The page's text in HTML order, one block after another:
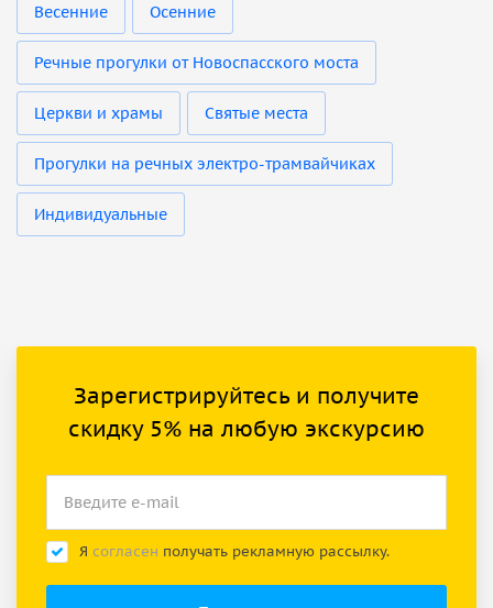
Весенние Осенние
Речные прогулки от Новоспасского моста
Церкви и храмы Святые места
Прогулки на речных электро-трамвайчиках
Индивидуальные
Зарегистрируйтесь и получите
скидку 5% на любую экскурсию
Я согласен получать рекламную рассылку.